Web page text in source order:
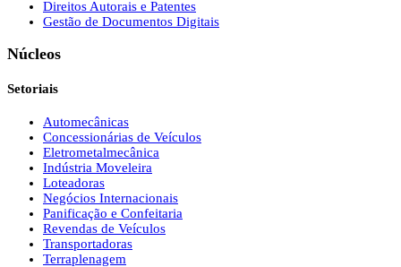
Direitos Autorais e Patentes
Gestão de Documentos Digitais
Núcleos
Setoriais
Automecânicas
Concessionárias de Veículos
Eletrometalmecânica
Indústria Moveleira
Loteadoras
Negócios Internacionais
Panificação e Confeitaria
Revendas de Veículos
Transportadoras
Terraplenagem